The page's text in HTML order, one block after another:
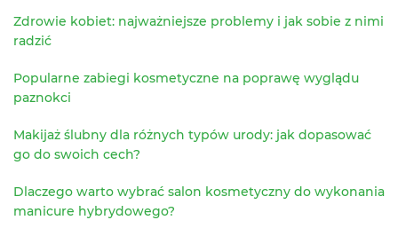
Zdrowie kobiet: najważniejsze problemy i jak sobie z nimi
radzić
Popularne zabiegi kosmetyczne na poprawę wyglądu
paznokci
Makijaż ślubny dla różnych typów urody: jak dopasować
go do swoich cech?
Dlaczego warto wybrać salon kosmetyczny do wykonania
manicure hybrydowego?